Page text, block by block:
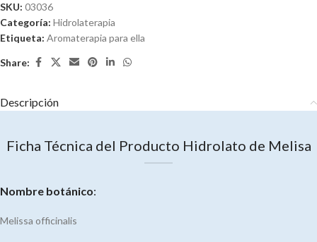
the
waitlist
for
product
SKU: 03036
Categoría: Hidrolaterapia
Etiqueta: Aromaterapia para ella
Share:
Descripción
Ficha Técnica del Producto Hidrolato de Melisa
Nombre botánico:
Melissa officinalis